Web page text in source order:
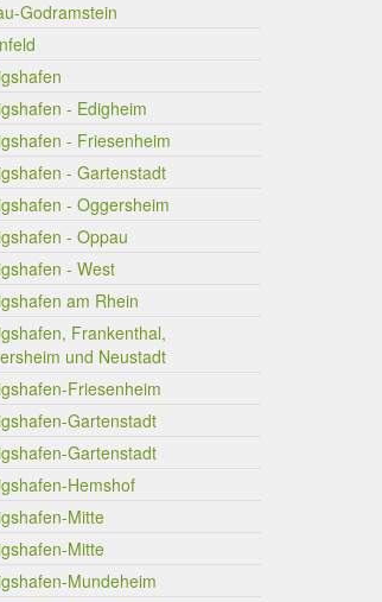
Godramstein
- Edigheim
- Friesenheim
- Gartenstadt
- Oggersheim
- Oppau
- West
am Rhein
Frankenthal,
und Neustadt
Friesenheim
Gartenstadt
Gartenstadt
Hemshof
Mitte
Mitte
Mundeheim